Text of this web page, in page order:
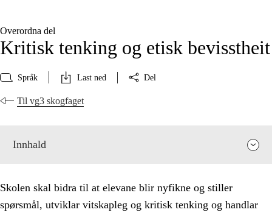
Overordna del
Kritisk tenking og etisk bevisstheit
Språk Last ned Del
Til vg3 skogfaget
Innhald
Skolen skal bidra til at elevane blir nyfikne og stiller
spørsmål, utviklar vitskapleg og kritisk tenking og handlar